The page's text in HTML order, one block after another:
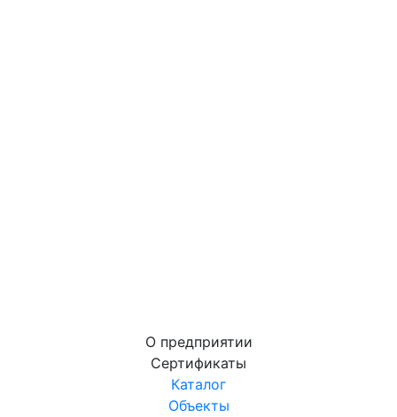
О предприятии
Сертификаты
Каталог
Объекты